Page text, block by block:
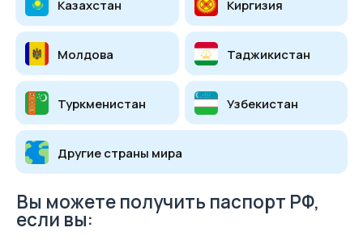
Имеете вид на жительство (ВНЖ) и прожили в РФ 5 лет
Родились в РСФСР или СССР (упрощенный порядок)
Родитель или ребёнок гражданина РФ
Участник госпрограммы переселения соотечественников
Высококвалифицированный специалист (ВКС)
Беженец или получили временное убежище
Узнайте, получите ли вы